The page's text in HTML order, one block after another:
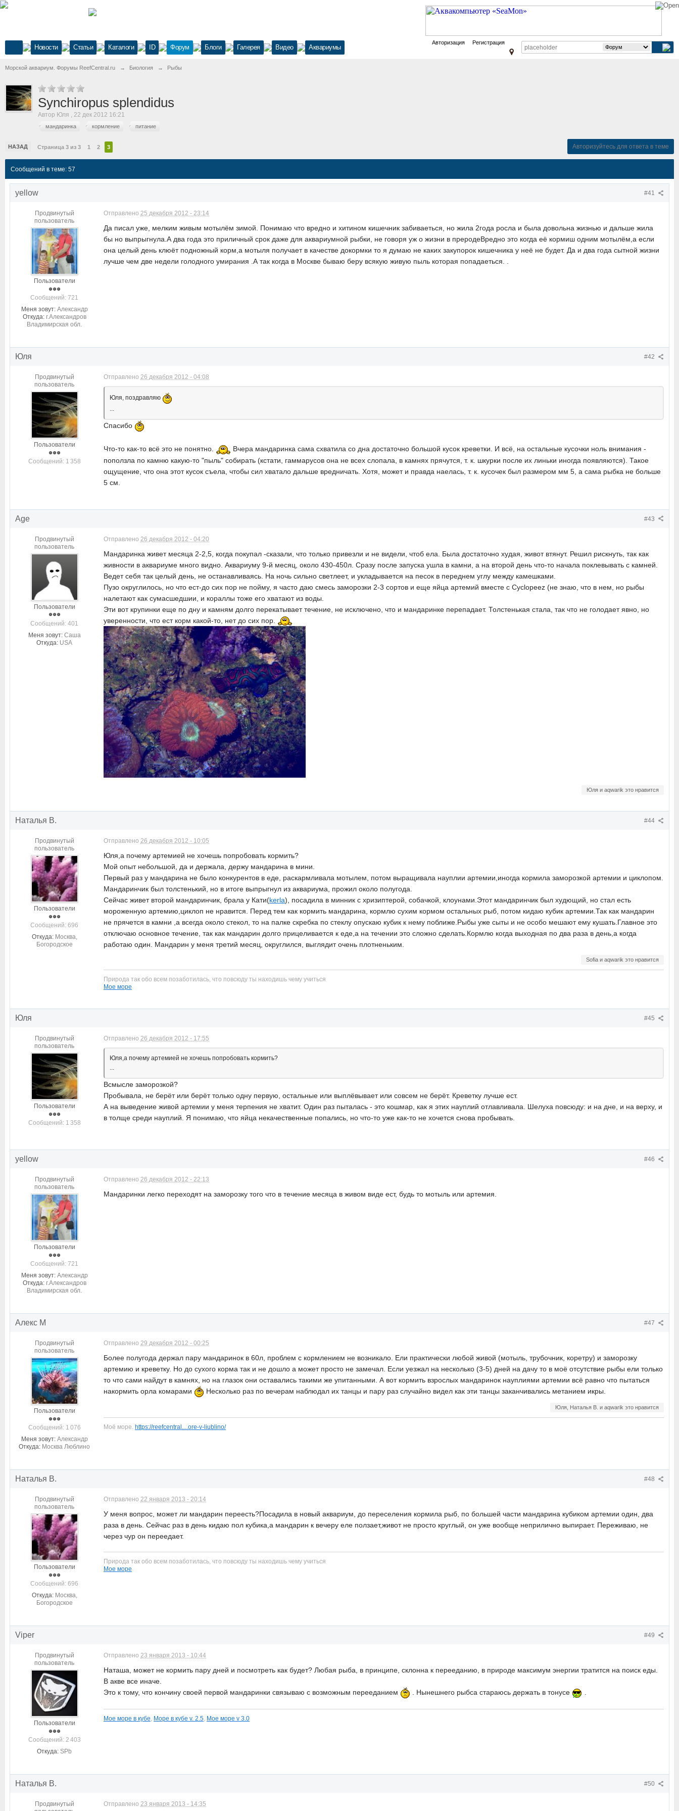
Новости Статьи Каталоги ID Форум Блоги Галерея Видео Аквариумы
Авторизация Регистрация
Морской аквариум. Форумы ReefCentral.ru → Биология → Рыбы
Synchiropus splendidus
Автор Юля , 22 дек 2012 16:21
мандаринка кормление питание
НАЗАД Страница 3 из 3 1 2 3 Авторизуйтесь для ответа в теме
Сообщений в теме: 57
#41
yellow
Продвинутый
пользователь
Пользователи
Cообщений: 721
Меня зовут: Александр
Откуда: г.Александров
Владимирская обл.
Отправлено 25 декабря 2012 - 23:14
Да писал уже, мелким живым мотылём зимой. Понимаю что вредно и хитином кишечник забиваеться, но жила 2года росла и была довольна жизнью и дальше жила
бы но выпрыгнула.А два года это приличный срок даже для аквариумной рыбки, не говоря уж о жизни в преродеВредно это когда её кормиш одним мотылём,а если
она целый день клюёт подножный корм,а мотыля получает в качестве докормки то я думаю не каких закупорок кишечника у неё не будет. Да и два года сытной жизни
лучше чем две недели голодного умирания .А так когда в Москве бываю беру всякую живую пыль которая попадаеться. .
#42
Юля
Продвинутый
пользователь
Пользователи
Cообщений: 1 358
Отправлено 26 декабря 2012 - 04:08
Юля, поздравляю
...
Спасибо
Что-то как-то всё это не понятно.
Вчера мандаринка сама схватила со дна достаточно большой кусок креветки. И всё, на остальные кусочки ноль внимания -
поползла по камню какую-то "пыль" собирать (кстати, гаммарусов она не всех слопала, в камнях прячутся, т. к. шкурки после их линьки иногда появляются). Такое
ощущение, что она этот кусок съела, чтобы сил хватало дальше вредничать. Хотя, может и правда наелась, т. к. кусочек был размером мм 5, а сама рыбка не больше
5 см.
#43
Age
Продвинутый
пользователь
Пользователи
Cообщений: 401
Меня зовут: Саша
Откуда: USA
Отправлено 26 декабря 2012 - 04:20
Мандаринка живет месяца 2-2,5, когда покупал -сказали, что только привезли и не видели, чтоб ела. Была достаточно худая, живот втянут. Решил рискнуть, так как
живности в аквариуме много видно. Аквариуму 9-й месяц, около 430-450л. Сразу после запуска ушла в камни, а на второй день что-то начала поклевывать с камней.
Ведет себя так целый день, не останавливаясь. На ночь сильно светлеет, и укладывается на песок в переднем углу между камешками.
Пузо округлилось, но что ест-до сих пор не пойму, я часто даю смесь заморозки 2-3 сортов и еще яйца артемий вместе с Cyclopeez (не знаю, что в нем, но рыбы
налетают как сумасшедшии, и кораллы тоже его хватают из воды.
Эти вот крупинки еще по дну и камням долго перекатывает течение, не исключено, что и мандаринке перепадает. Толстенькая стала, так что не голодает явно, но
уверенности, что ест корм какой-то, нет до сих пор.
Юля и aqwarik это нравится
#44
Наталья В.
Продвинутый
пользователь
Пользователи
Cообщений: 696
Откуда: Москва,
Богородское
Отправлено 26 декабря 2012 - 10:05
Юля,а почему артемией не хочешь попробовать кормить?
Мой опыт небольшой, да и держала, держу мандарина в мини.
Первый раз у мандарина не было конкурентов в еде, раскармливала мотылем, потом выращивала науплии артемии,иногда кормила заморозкой артемии и циклопом.
Мандаринчик был толстенький, но в итоге выпрыгнул из аквариума, прожил около полугода.
Сейчас живет второй мандаринчик, брала у Кати(kerla), посадила в минник с хризиптерой, собачкой, клоунами.Этот мандаринчик был худющий, но стал есть
мороженную артемию,циклоп не нравится. Перед тем как кормить мандарина, кормлю сухим кормом остальных рыб, потом кидаю кубик артемии.Так как мандарин
не прячется в камни ,а всегда около стекол, то на палке скребка по стеклу опускаю кубик к нему поближе.Рыбы уже сыты и не особо мешают ему кушать.Главное это
отключаю основное течение, так как мандарин долго прицеливается к еде,а на течении это сложно сделать.Кормлю когда выходная по два раза в день,а когда
работаю один. Мандарин у меня третий месяц, округлился, выглядит очень плотненьким.
Sofia и aqwarik это нравится
Природа так обо всем позаботилась, что повсюду ты находишь чему учиться
Мое море
#45
Юля
Продвинутый
пользователь
Пользователи
Cообщений: 1 358
Отправлено 26 декабря 2012 - 17:55
Юля,а почему артемией не хочешь попробовать кормить?
...
Всмысле заморозкой?
Пробывала, не берёт или берёт только одну первую, остальные или выплёвывает или совсем не берёт. Креветку лучше ест.
А на выведение живой артемии у меня терпения не хватит. Один раз пыталась - это кошмар, как я этих науплий отлавливала. Шелуха повсюду: и на дне, и на верху, и
в толще среди науплий. Я понимаю, что яйца некачественные попались, но что-то уже как-то не хочется снова пробывать.
#46
yellow
Продвинутый
пользователь
Пользователи
Cообщений: 721
Меня зовут: Александр
Откуда: г.Александров
Владимирская обл.
Отправлено 26 декабря 2012 - 22:13
Мандаринки легко переходят на заморозку того что в течение месяца в живом виде ест, будь то мотыль или артемия.
#47
Алекс М
Продвинутый
пользователь
Пользователи
Cообщений: 1 076
Меня зовут: Александр
Откуда: Москва Люблино
Отправлено 29 декабря 2012 - 00:25
Более полугода держал пару мандаринок в 60л, проблем с кормлением не возникало. Ели практически любой живой (мотыль, трубочник, коретру) и заморозку
артемию и креветку. Но до сухого корма так и не дошло а может просто не замечал. Если уезжал на несколько (3-5) дней на дачу то в моё отсутствие рыбы ели только
то что сами найдут в камнях, но на глазок они оставались такими же упитанными. А вот кормить взрослых мандаринок науплиями артемии всё равно что пытаться
накормить орла комарами
Несколько раз по вечерам наблюдал их танцы и пару раз случайно видел как эти танцы заканчивались метанием икры.
Юля, Наталья В. и aqwarik это нравится
Моё море. https://reefcentral....ore-v-liublino/
#48
Наталья В.
Продвинутый
пользователь
Пользователи
Cообщений: 696
Откуда: Москва,
Богородское
Отправлено 22 января 2013 - 20:14
У меня вопрос, может ли мандарин переесть?Посадила в новый аквариум, до переселения кормила рыб, по большей части мандарина кубиком артемии один, два
раза в день. Сейчас раз в день кидаю пол кубика,а мандарин к вечеру еле ползает,живот не просто круглый, он уже вообще неприлично выпирает. Переживаю, не
через чур он переедает.
Природа так обо всем позаботилась, что повсюду ты находишь чему учиться
Мое море
#49
Viper
Продвинутый
пользователь
Пользователи
Cообщений: 2 403
Откуда: SPb
Отправлено 23 января 2013 - 10:44
Наташа, может не кормить пару дней и посмотреть как будет? Любая рыба, в принципе, склонна к перееданию, в природе максимум энергии тратится на поиск еды.
В акве все иначе.
Это к тому, что кончину своей первой мандаринки связываю с возможным перееданием
. Нынешнего рыбса стараюсь держать в тонусе
Мое море в кубе Море в кубе v. 2.5 Мое море v 3.0
#50
Наталья В.
Продвинутый
Отправлено 23 января 2013 - 14:35